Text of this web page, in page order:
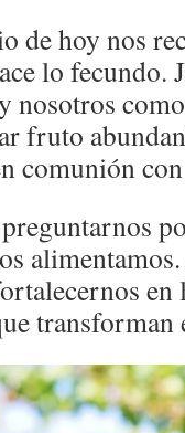
de hoy nos
lo fecundo.
nosotros
fruto
comunión